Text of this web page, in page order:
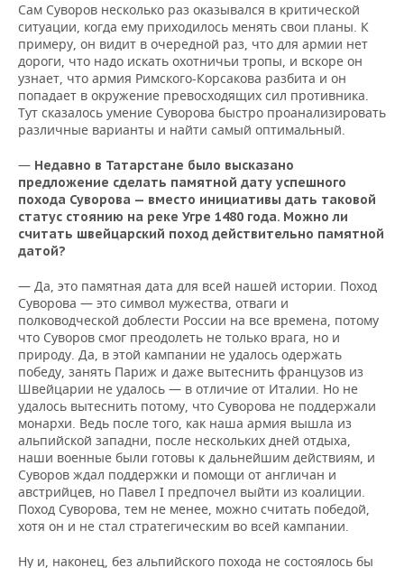
Сам Суворов несколько раз оказывался в критической
ситуации, когда ему приходилось менять свои планы. К
примеру, он видит в очередной раз, что для армии нет
дороги, что надо искать охотничьи тропы, и вскоре он
узнает, что армия Римского-Корсакова разбита и он
попадает в окружение превосходящих сил противника.
Тут сказалось умение Суворова быстро проанализировать
различные варианты и найти самый оптимальный.
— Недавно в Татарстане было высказано
предложение сделать памятной дату успешного
похода Суворова — вместо инициативы дать таковой
статус стоянию на реке Угре 1480 года. Можно ли
считать швейцарский поход действительно памятной
датой?
— Да, это памятная дата для всей нашей истории. Поход
Суворова — это символ мужества, отваги и
полководческой доблести России на все времена, потому
что Суворов смог преодолеть не только врага, но и
природу. Да, в этой кампании не удалось одержать
победу, занять Париж и даже вытеснить французов из
Швейцарии не удалось — в отличие от Италии. Но не
удалось вытеснить потому, что Суворова не поддержали
монархи. Ведь после того, как наша армия вышла из
альпийской западни, после нескольких дней отдыха,
наши военные были готовы к дальнейшим действиям, и
Суворов ждал поддержки и помощи от англичан и
австрийцев, но Павел I предпочел выйти из коалиции.
Поход Суворова, тем не менее, можно считать победой,
хотя он и не стал стратегическим во всей кампании.
Ну и, наконец, без альпийского похода не состоялось бы